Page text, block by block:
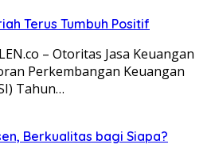
Terus Tumbuh Positif
– Otoritas Jasa Keuangan
Perkembangan Keuangan
Tahun…
Berkualitas bagi Siapa?